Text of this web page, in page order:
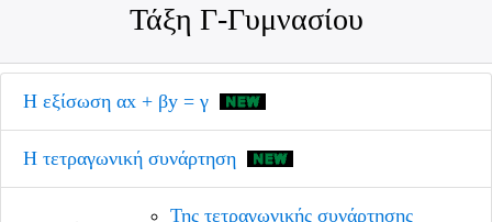
Τάξη Γ-Γυμνασίου
Η εξίσωση αx + βy = γ
Η τετραγωνική συνάρτηση
Της τετραγωνικής συνάρτησης